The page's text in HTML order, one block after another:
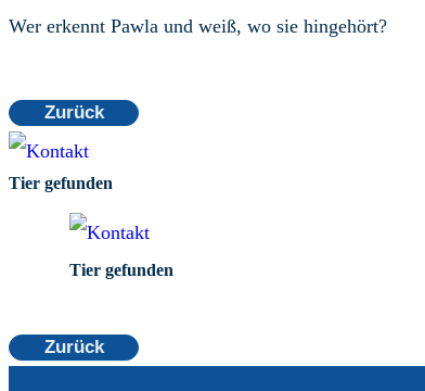
Wer erkennt Pawla und weiß, wo sie hingehört?
Zurück
Tier gefunden
Tier gefunden
Zurück